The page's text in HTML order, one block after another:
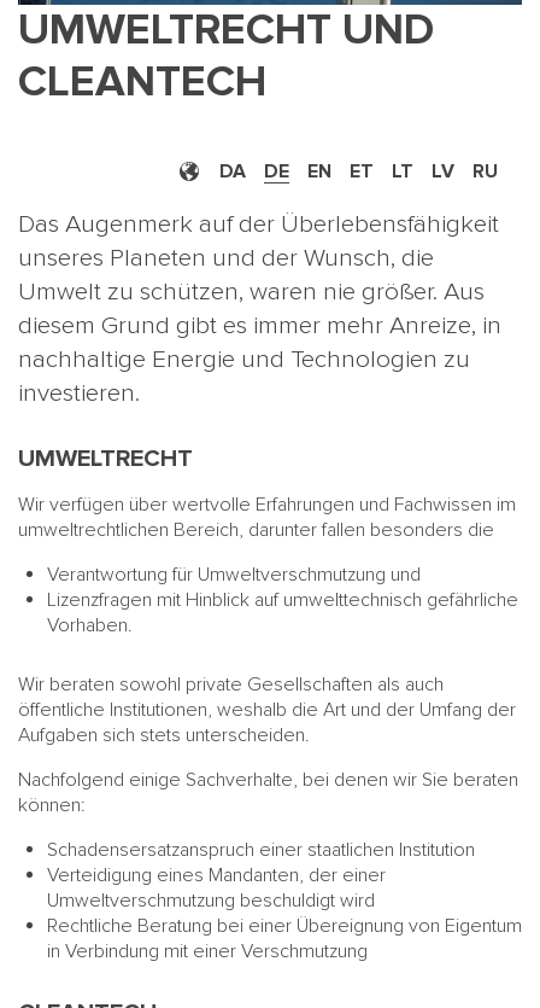
UMWELTRECHT UND
CLEANTECH
DA DE EN ET LT LV RU
Das Augenmerk auf der Überlebensfähigkeit
unseres Planeten und der Wunsch, die
Umwelt zu schützen, waren nie größer. Aus
diesem Grund gibt es immer mehr Anreize, in
nachhaltige Energie und Technologien zu
investieren.
UMWELTRECHT
Wir verfügen über wertvolle Erfahrungen und Fachwissen im
umweltrechtlichen Bereich, darunter fallen besonders die
Verantwortung für Umweltverschmutzung und
Lizenzfragen mit Hinblick auf umwelttechnisch gefährliche
Vorhaben.
Wir beraten sowohl private Gesellschaften als auch
öffentliche Institutionen, weshalb die Art und der Umfang der
Aufgaben sich stets unterscheiden.
Nachfolgend einige Sachverhalte, bei denen wir Sie beraten
können:
Schadensersatzanspruch einer staatlichen Institution
Verteidigung eines Mandanten, der einer
Umweltverschmutzung beschuldigt wird
Rechtliche Beratung bei einer Übereignung von Eigentum
in Verbindung mit einer Verschmutzung